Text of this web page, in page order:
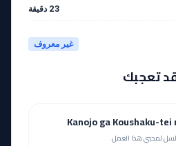
23 دقيقة
غير معروف
تعجبك
Kanojo ga Koushaku-
لمحبي هذا العمل.